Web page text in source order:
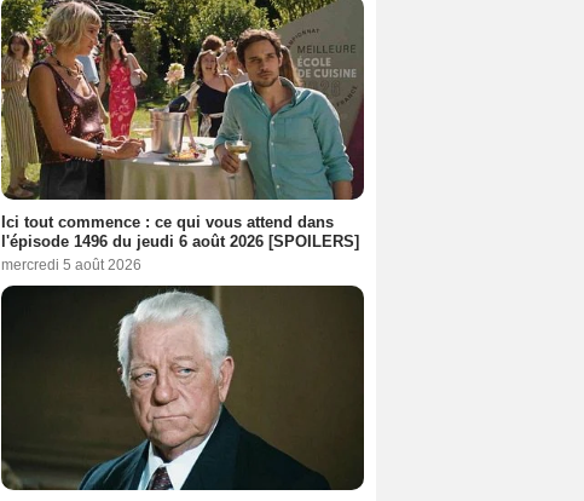
Ici tout commence : ce qui vous attend dans
l'épisode 1496 du jeudi 6 août 2026 [SPOILERS]
mercredi 5 août 2026